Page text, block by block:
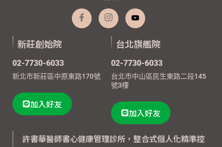
新莊創始院
02-7730-6033
新北市新莊區中原東路170號
加入好友
台北旗艦院
02-7730-6033
台北市中山區民生東路二段145
號3樓
加入好友
許書華醫師書心健康管理診所，整合式個人化精準控